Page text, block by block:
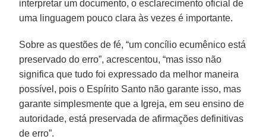
interpretar um documento, o esclarecimento oficial de
uma linguagem pouco clara às vezes é importante.
Sobre as questões de fé, “um concílio ecumênico está
preservado do erro”, acrescentou, “mas isso não
significa que tudo foi expressado da melhor maneira
possível, pois o Espírito Santo não garante isso, mas
garante simplesmente que a Igreja, em seu ensino de
autoridade, está preservada de afirmações definitivas
de erro”.